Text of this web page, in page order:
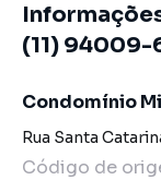
(11)
Condomínio
Rua Santa
Código de